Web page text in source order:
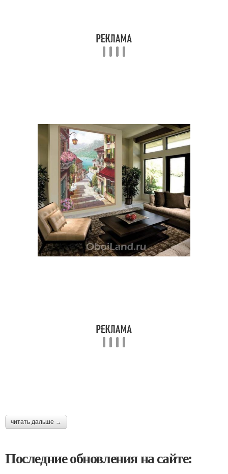
читать дальше →
Последние обновления на сайте: